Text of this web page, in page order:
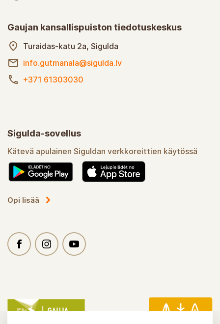
Gaujan kansallispuiston tiedotuskeskus
Turaidas-katu 2a, Sigulda
info.gutmanala@sigulda.lv
+371 61303030
Sigulda-sovellus
Kätevä apulainen Siguldan verkkoreittien käytössä
Opi lisää